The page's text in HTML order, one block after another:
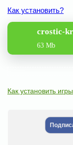
Как установить?
crostic-
63 Mb
Как установить